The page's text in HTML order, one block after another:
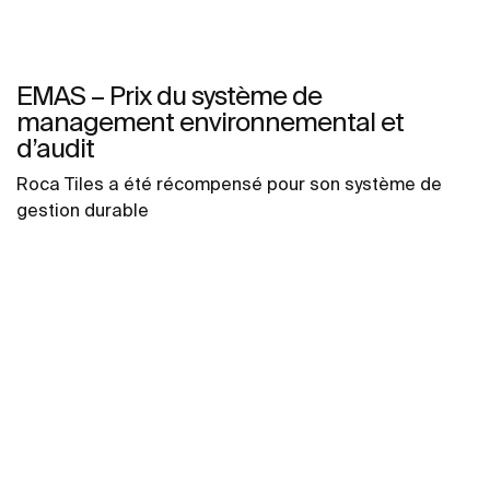
EMAS – Prix du système de
management environnemental et
d’audit
Roca Tiles a été récompensé pour son système de
gestion durable